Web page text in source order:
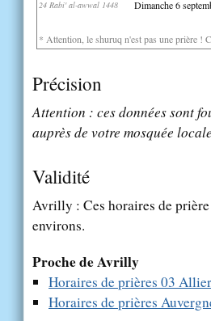
24 Rabi' al-awwal 1448 Dimanche 6
* Attention, le shuruq n'est pas une prière !
Précision
Attention : ces données sont
auprès de votre mosquée
Validité
Avrilly : Ces horaires de
environs.
Proche de Avrilly
Horaires de prières 03 Allier
Horaires de prières